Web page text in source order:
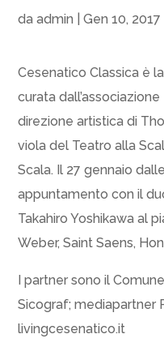
daadmin |Gen 10, 2017
Cesenatico Classica è
curata
direzione artistica di
viola del Teatro alla
Scala. Il 27 gennaio
appuntamento con il
Takahiro Yoshikawa al
Weber, Saint Saens,
I partner sono il
Sicograf; mediapartner
livingcesenatico.it